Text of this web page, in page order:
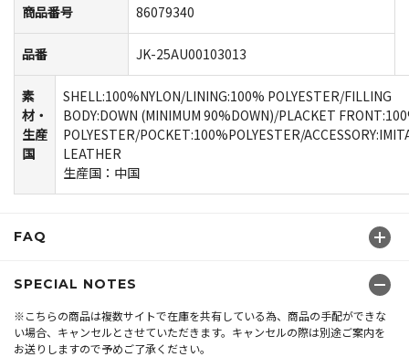
商品番号 86079340
品番 JK-25AU00103013
素
材・
生産
国
SHELL:100%NYLON/LINING:100% POLYESTER/FILLING
BODY:DOWN (MINIMUM 90%DOWN)/PLACKET
POLYESTER/POCKET:100%POLYESTER/
LEATHER
生産国：中国
FAQ
SPECIAL NOTES
※こちらの商品は複数サイトで在庫を共有している為、商品の手配ができな
い場合、キャンセルとさせていただきます。キャンセルの際は別途ご案内を
お送りしますので予めご了承ください。